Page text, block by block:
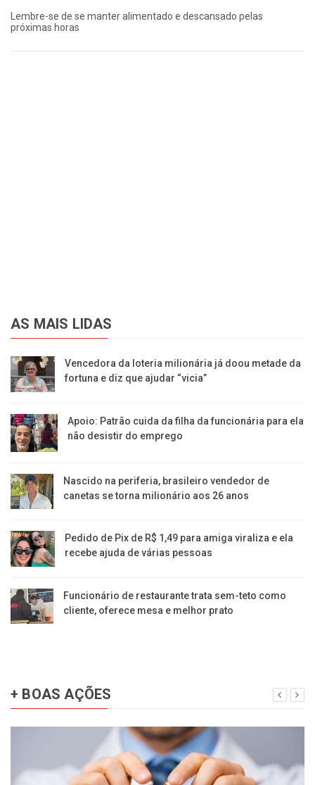
Lembre-se de se manter alimentado e descansado pelas
próximas horas
AS MAIS LIDAS
Vencedora da loteria milionária já doou metade da
fortuna e diz que ajudar “vicia”
Apoio: Patrão cuida da filha da funcionária para ela
não desistir do emprego
Nascido na periferia, brasileiro vendedor de
canetas se torna milionário aos 26 anos
Pedido de Pix de R$ 1,49 para amiga viraliza e ela
recebe ajuda de várias pessoas
Funcionário de restaurante trata sem-teto como
cliente, oferece mesa e melhor prato
+ BOAS AÇÕES